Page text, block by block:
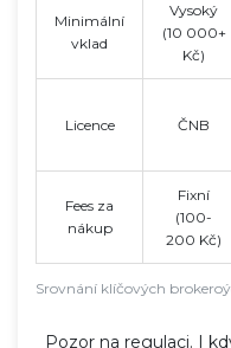
Srovnání klíčových
Minimální
vklad
Vysoký
(10 000+
Kč)
Licence ČNB
Fees za
nákup
Fixní
(100-
200 Kč)
Pozor na regulaci. I